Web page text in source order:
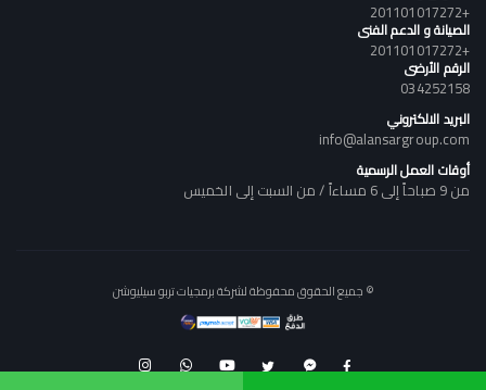
+201101017272
الصيانة و الدعم الفنى
+201101017272
الرقم الأرضى
034252158
البريد الالكتروني
info@alansargroup.com
أوقات العمل الرسمية
من 9 صباحاً إلى 6 مساءاً / من السبت إلى الخميس
© جميع الحقوق محفوظة لشركة برمجيات تربو سيليوشن